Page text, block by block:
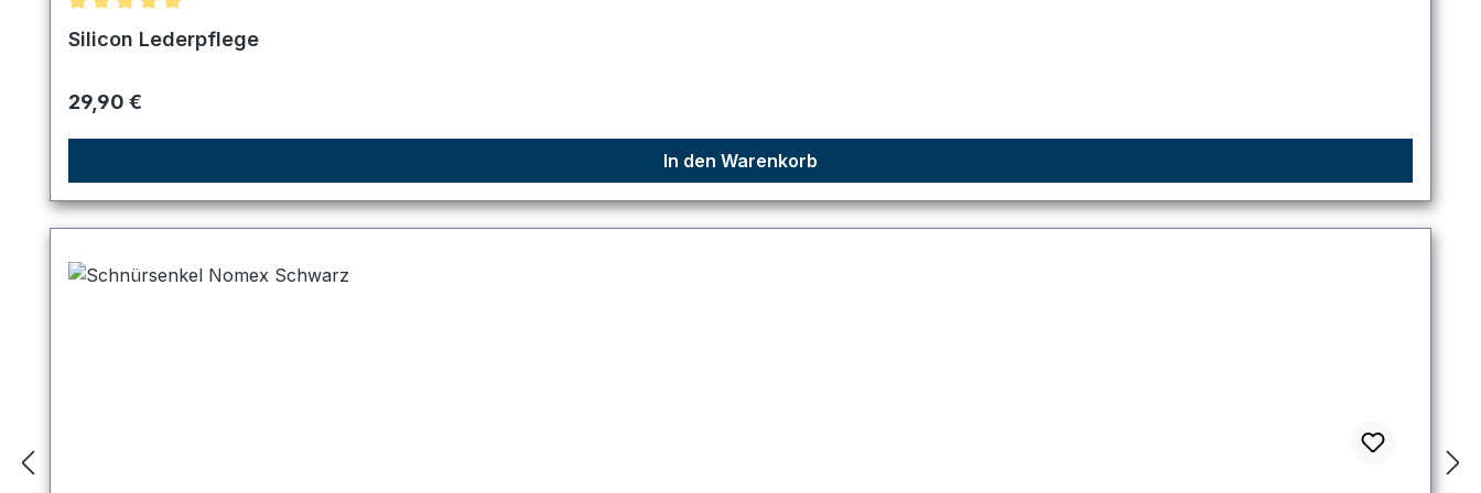
Durchschnittliche Bewertung von 5 von 5 Sternen
Silicon Lederpflege
Regulärer Preis:
29,90 €
In den Warenkorb